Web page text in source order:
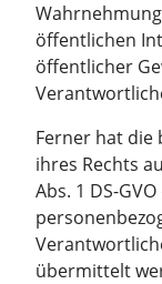
öffentlichen
öffentlicher
Ferner hat die
ihres Rechts
Abs. 1 DS-
übermittelt